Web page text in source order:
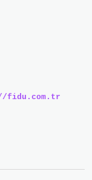
fidu.com.tr